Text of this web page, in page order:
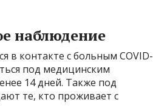
наблюдение
в контакте с больным COVID-
под медицинским
14 дней. Также под
те, кто проживает с